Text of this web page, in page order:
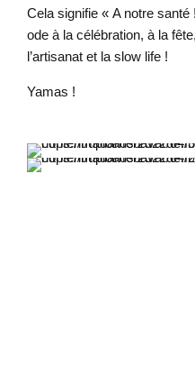
Cela signifie « A notre santé
ode à la célébration, à la
l’artisanat et la slow life !
Yamas !